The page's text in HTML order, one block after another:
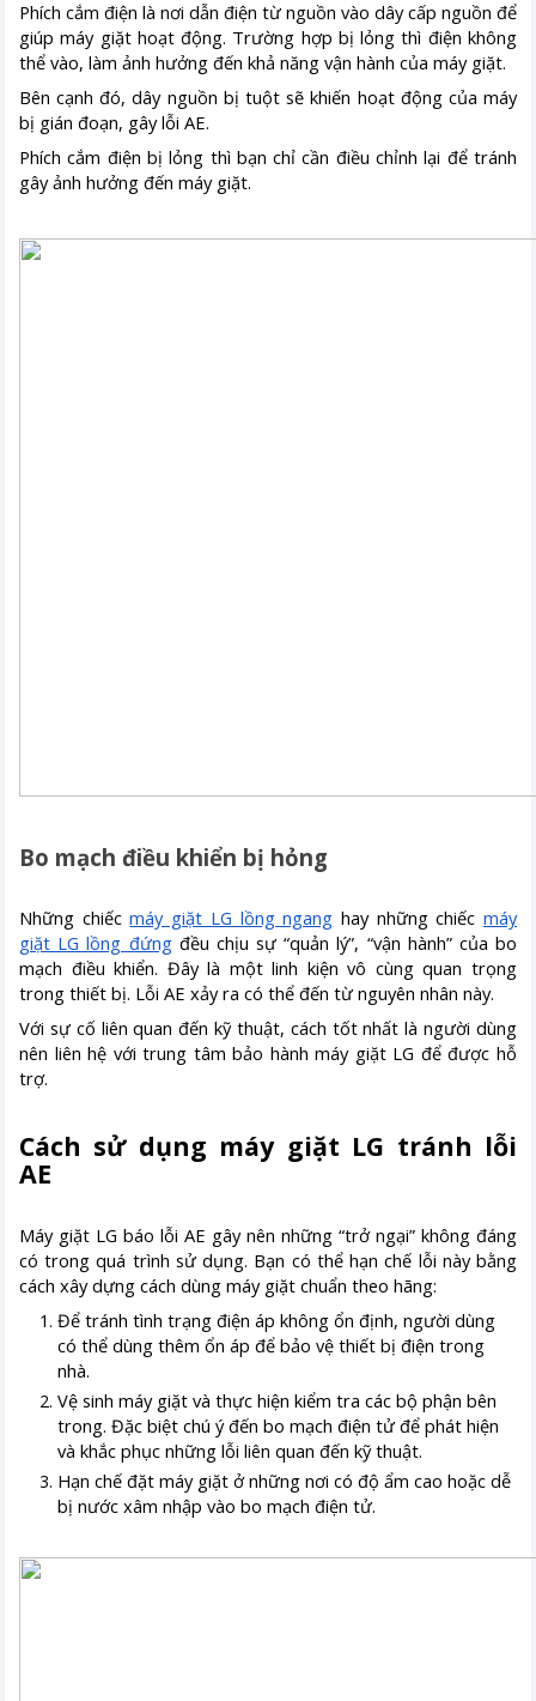
Phích cắm điện là nơi dẫn điện từ nguồn vào dây cấp nguồn để
giúp máy giặt hoạt động. Trường hợp bị lỏng thì điện không
thể vào, làm ảnh hưởng đến khả năng vận hành của máy giặt.
Bên cạnh đó, dây nguồn bị tuột sẽ khiến hoạt động của máy
bị gián đoạn, gây lỗi AE.
Phích cắm điện bị lỏng thì bạn chỉ cần điều chỉnh lại để tránh
gây ảnh hưởng đến máy giặt.
Bo mạch điều khiển bị hỏng
Những chiếcmáy giặt LG lồng ngang hay những chiếcmáy
giặt LG lồng đứngđều chịu sự “quản lý”, “vận hành” của bo
mạch điều khiển. Đây là một linh kiện vô cùng quan trọng
trong thiết bị. Lỗi AE xảy ra có thể đến từ nguyên nhân này.
Với sự cố liên quan đến kỹ thuật, cách tốt nhất là người dùng
nên liên hệ với trung tâm bảo hành máy giặt LG để được hỗ
trợ.
Cách sử dụng máy giặt LG tránh lỗi
AE
Máy giặt LG báo lỗi AE gây nên những “trở ngại” không đáng
có trong quá trình sử dụng. Bạn có thể hạn chế lỗi này bằng
cách xây dựng cách dùng máy giặt chuẩn theo hãng:
Để tránh tình trạng điện áp không ổn định, người dùng
có thể dùng thêm ổn áp để bảo vệ thiết bị điện trong
nhà.
Vệ sinh máy giặt và thực hiện kiểm tra các bộ phận bên
trong. Đặc biệt chú ý đến bo mạch điện tử để phát hiện
và khắc phục những lỗi liên quan đến kỹ thuật.
Hạn chế đặt máy giặt ở những nơi có độ ẩm cao hoặc dễ
bị nước xâm nhập vào bo mạch điện tử.